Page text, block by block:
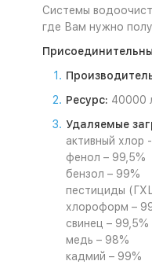
Системы
где Вам нужно
Ресурс: 40000
Удаляемые
активный хлор
фенол – 99,5%
бензол – 99%
пестициды
хлороформ –
свинец – 99,5%
медь – 98%
кадмий – 99%